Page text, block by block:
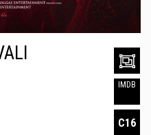
IMDB
C16